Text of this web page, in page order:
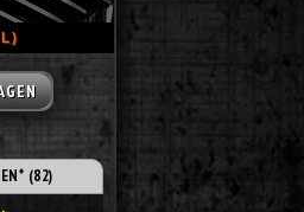
(82)